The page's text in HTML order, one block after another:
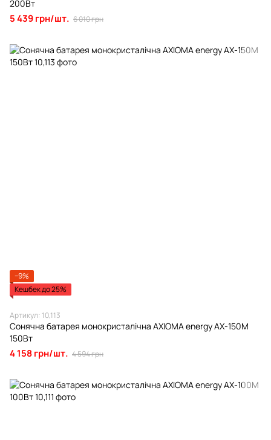
200Вт
5 439 грн/шт. 6 010 грн
−9%
Кешбек до 25%
Артикул: 10,113
Сонячна батарея монокристалічна AXIOMA energy AX-150M
150Вт
4 158 грн/шт. 4 594 грн